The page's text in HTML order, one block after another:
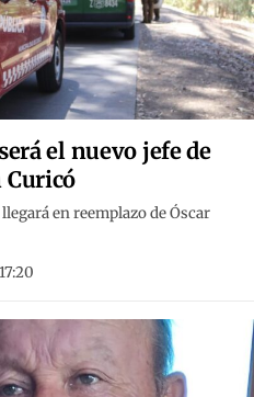
el nuevo jefe de
Curicó
en reemplazo de Óscar